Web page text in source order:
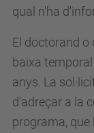
qual n'ha
El doctorand o
baixa
anys. La
d'adreçar a la
programa, que